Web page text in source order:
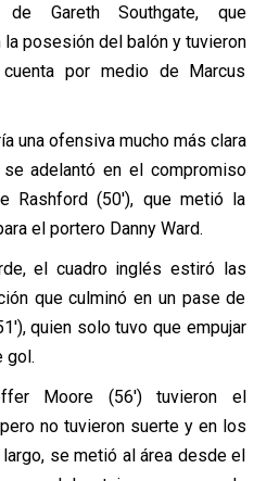
Gareth Southgate, que
posesión del balón y tuvieron
por medio de Marcus
una ofensiva mucho más clara
adelantó en el compromiso
(50′), que metió la
el portero Danny Ward.
el cuadro inglés estiró las
que culminó en un pase de
quien solo tuvo que empujar
gol.
Moore (56′) tuvieron el
no tuvieron suerte y en los
se metió al área desde el